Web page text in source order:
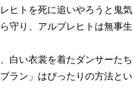
ヒトを死に追いやろうと鬼気
守り、アルブレヒトは無事生
白い衣裳を着たダンサーたち
ラン」はぴったりの方法とい